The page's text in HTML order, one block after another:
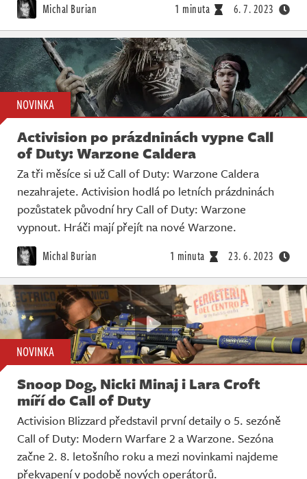
Michal Burian 1 minuta 6. 7. 2023
NOVINKA
Activision po prázdninách vypne Call
of Duty: Warzone Caldera
Za tři měsíce si už Call of Duty: Warzone Caldera
nezahrajete. Activision hodlá po letních prázdninách
pozůstatek původní hry Call of Duty: Warzone
vypnout. Hráči mají přejít na nové Warzone.
Michal Burian 1 minuta 23. 6. 2023
NOVINKA
Snoop Dog, Nicki Minaj i Lara Croft
míří do Call of Duty
Activision Blizzard představil první detaily o 5. sezóně
Call of Duty: Modern Warfare 2 a Warzone. Sezóna
začne 2. 8. letošního roku a mezi novinkami najdeme
překvapení v podobě nových operátorů.